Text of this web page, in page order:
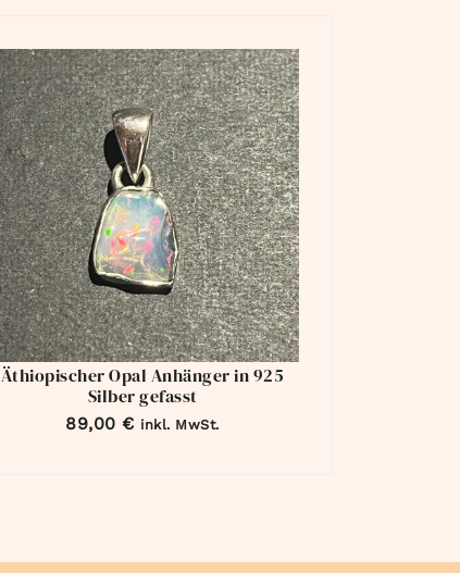
Äthiopischer Opal Anhänger in 925
Silber gefasst
89,00 € inkl. MwSt.